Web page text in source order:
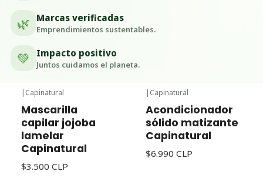
🌿 Marcas verificadas
Emprendimientos sustentables.
💚 Impacto positivo
Juntos cuidamos el planeta.
| Capinatural
Mascarilla
capilar jojoba
lamelar
Capinatural
$3.500 CLP
| Capinatural
Acondicionador
sólido matizante
Capinatural
$6.990 CLP